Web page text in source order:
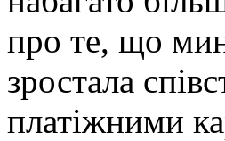
про те, що
зростала
платіжними